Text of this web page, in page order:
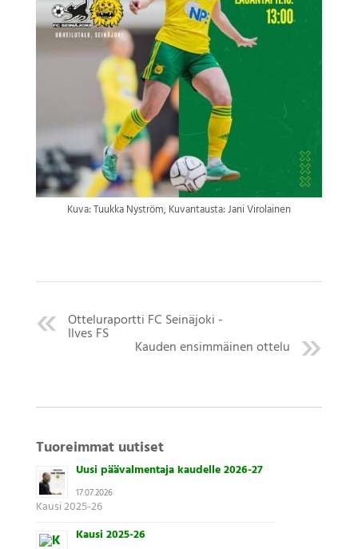
Kuva: Tuukka Nyström, Kuvantausta: Jani Virolainen
Otteluraportti FC Seinäjoki -
Ilves FS
Kauden ensimmäinen ottelu
Tuoreimmat uutiset
Uusi päävalmentaja kaudelle 2026-27
17.07.2026
Kausi 2025-26
Kausi 2025-26